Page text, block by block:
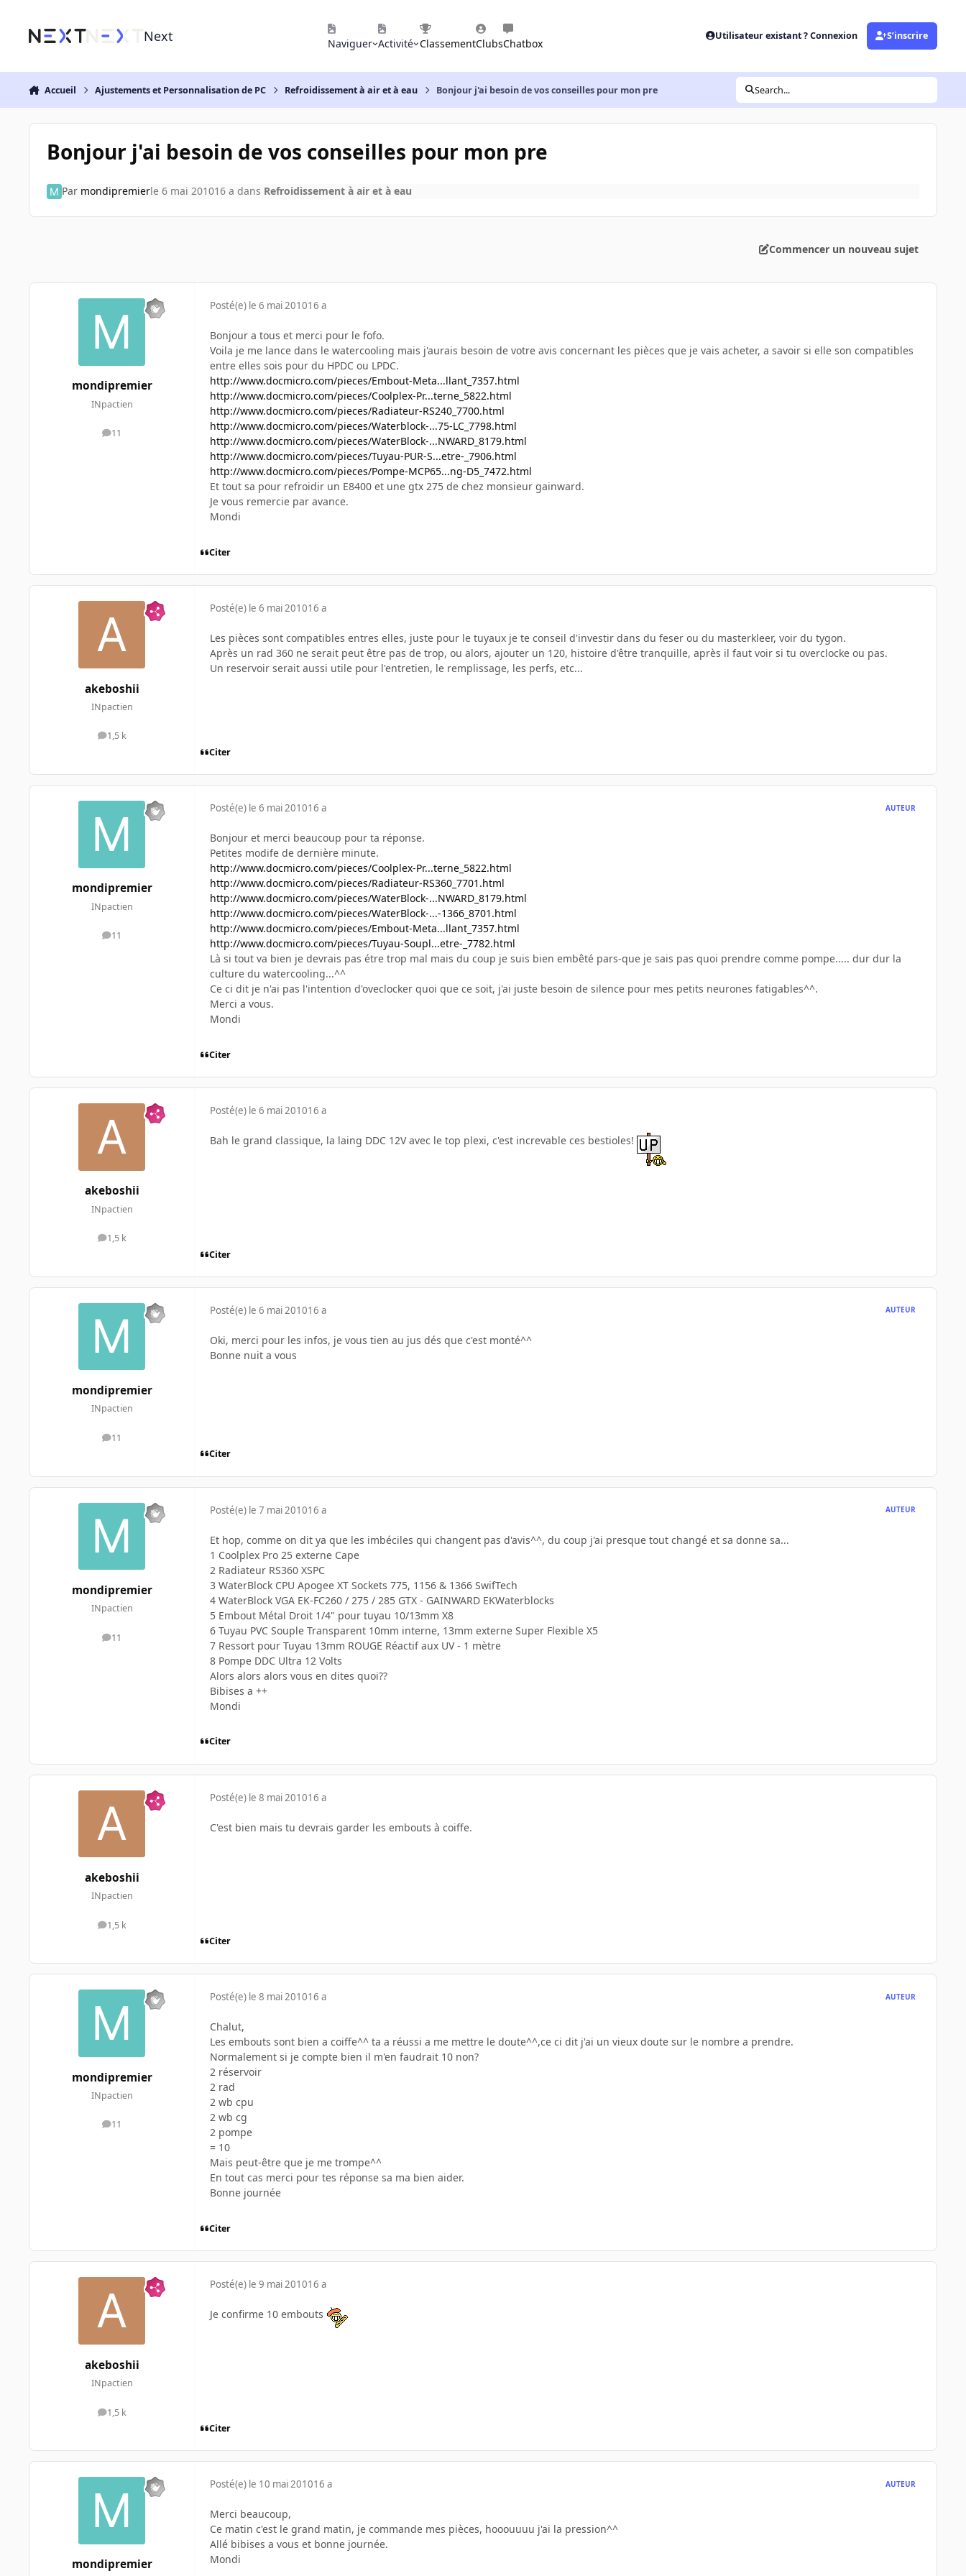
Next Naviguer Activité ClassementClubsChatbox
Utilisateur existant ? Connexion S’inscrire
Accueil Ajustements et Personnalisation de PC Refroidissement à air et à eau Bonjour j'ai besoin de vos conseilles pour mon pre Search...
Bonjour j'ai besoin de vos conseilles pour mon pre
Par mondipremierle 6 mai 201016 a dans Refroidissement à air et à eau
Commencer un nouveau sujet
mondipremier
INpactien
11
messages
Posté(e) le 6 mai 201016 a
Bonjour a tous et merci pour le fofo.
Voila je me lance dans le watercooling mais j'aurais besoin de votre avis concernant les pièces que je vais acheter, a savoir si elle son compatibles
entre elles sois pour du HPDC ou LPDC.
http://www.docmicro.com/pieces/Embout-Meta...llant_7357.html
http://www.docmicro.com/pieces/Coolplex-Pr...terne_5822.html
http://www.docmicro.com/pieces/Radiateur-RS240_7700.html
http://www.docmicro.com/pieces/Waterblock-...75-LC_7798.html
http://www.docmicro.com/pieces/WaterBlock-...NWARD_8179.html
http://www.docmicro.com/pieces/Tuyau-PUR-S...etre-_7906.html
http://www.docmicro.com/pieces/Pompe-MCP65...ng-D5_7472.html
Et tout sa pour refroidir un E8400 et une gtx 275 de chez monsieur gainward.
Je vous remercie par avance.
Mondi
Citer
akeboshii
INpactien
1,5 k
messages
Posté(e) le 6 mai 201016 a
Les pièces sont compatibles entres elles, juste pour le tuyaux je te conseil d'investir dans du feser ou du masterkleer, voir du tygon.
Après un rad 360 ne serait peut être pas de trop, ou alors, ajouter un 120, histoire d'être tranquille, après il faut voir si tu overclocke ou pas.
Un reservoir serait aussi utile pour l'entretien, le remplissage, les perfs, etc...
Citer
mondipremier
INpactien
11
messages
Posté(e) le 6 mai 201016 a AUTEUR
Bonjour et merci beaucoup pour ta réponse.
Petites modife de dernière minute.
http://www.docmicro.com/pieces/Coolplex-Pr...terne_5822.html
http://www.docmicro.com/pieces/Radiateur-RS360_7701.html
http://www.docmicro.com/pieces/WaterBlock-...NWARD_8179.html
http://www.docmicro.com/pieces/WaterBlock-...-1366_8701.html
http://www.docmicro.com/pieces/Embout-Meta...llant_7357.html
http://www.docmicro.com/pieces/Tuyau-Soupl...etre-_7782.html
Là si tout va bien je devrais pas étre trop mal mais du coup je suis bien embêté pars-que je sais pas quoi prendre comme pompe..... dur dur la
culture du watercooling...^^
Ce ci dit je n'ai pas l'intention d'oveclocker quoi que ce soit, j'ai juste besoin de silence pour mes petits neurones fatigables^^.
Merci a vous.
Mondi
Citer
akeboshii
INpactien
1,5 k
messages
Posté(e) le 6 mai 201016 a
Bah le grand classique, la laing DDC 12V avec le top plexi, c'est increvable ces bestioles!
Citer
mondipremier
INpactien
11
messages
Posté(e) le 6 mai 201016 a AUTEUR
Oki, merci pour les infos, je vous tien au jus dés que c'est monté^^
Bonne nuit a vous
Citer
mondipremier
INpactien
11
messages
Posté(e) le 7 mai 201016 a AUTEUR
Et hop, comme on dit ya que les imbéciles qui changent pas d'avis^^, du coup j'ai presque tout changé et sa donne sa...
1 Coolplex Pro 25 externe Cape
2 Radiateur RS360 XSPC
3 WaterBlock CPU Apogee XT Sockets 775, 1156 & 1366 SwifTech
4 WaterBlock VGA EK-FC260 / 275 / 285 GTX - GAINWARD EKWaterblocks
5 Embout Métal Droit 1/4" pour tuyau 10/13mm X8
6 Tuyau PVC Souple Transparent 10mm interne, 13mm externe Super Flexible X5
7 Ressort pour Tuyau 13mm ROUGE Réactif aux UV - 1 mètre
8 Pompe DDC Ultra 12 Volts
Alors alors alors vous en dites quoi??
Bibises a ++
Mondi
Citer
akeboshii
INpactien
1,5 k
messages
Posté(e) le 8 mai 201016 a
C'est bien mais tu devrais garder les embouts à coiffe.
Citer
mondipremier
INpactien
11
messages
Posté(e) le 8 mai 201016 a AUTEUR
Chalut,
Les embouts sont bien a coiffe^^ ta a réussi a me mettre le doute^^,ce ci dit j'ai un vieux doute sur le nombre a prendre.
Normalement si je compte bien il m'en faudrait 10 non?
2 réservoir
2 rad
2 wb cpu
2 wb cg
2 pompe
= 10
Mais peut-être que je me trompe^^
En tout cas merci pour tes réponse sa ma bien aider.
Bonne journée
Citer
akeboshii
INpactien
1,5 k
messages
Posté(e) le 9 mai 201016 a
Je confirme 10 embouts
Citer
mondipremier
Posté(e) le 10 mai 201016 a AUTEUR
Merci beaucoup,
Ce matin c'est le grand matin, je commande mes pièces, hooouuuu j'ai la pression^^
Allé bibises a vous et bonne journée.
Mondi